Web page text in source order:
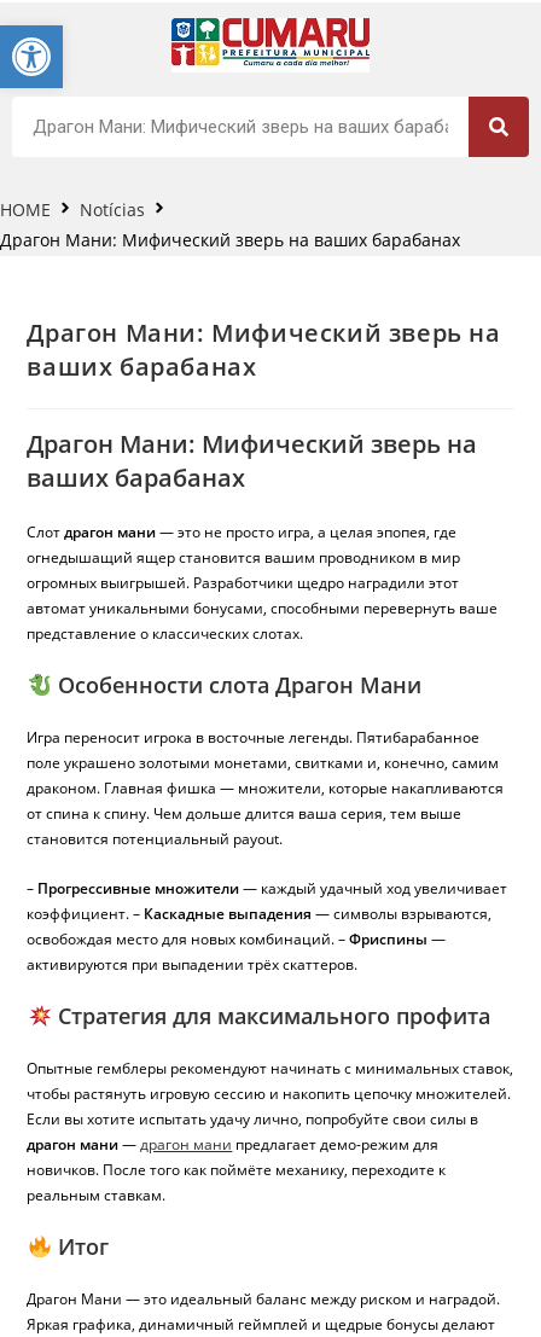
Barra de Ferramentas Aberta
HOME
Notícias
Драгон Мани: Мифический зверь на ваших барабанах
Драгон Мани: Мифический зверь на
ваших барабанах
Драгон Мани: Мифический зверь на
ваших барабанах
Слотдрагон мани— это не просто игра, а целая эпопея, где
огнедышащий ящер становится вашим проводником в мир
огромных выигрышей. Разработчики щедро наградили этот
автомат уникальными бонусами, способными перевернуть ваше
представление о классических слотах.
Особенности слота Драгон Мани
Игра переносит игрока в восточные легенды. Пятибарабанное
поле украшено золотыми монетами, свитками и, конечно, самим
драконом. Главная фишка — множители, которые накапливаются
от спина к спину. Чем дольше длится ваша серия, тем выше
становится потенциальный payout.
– Прогрессивные множители— каждый удачный ход увеличивает
коэффициент. – Каскадные выпадения — символы взрываются,
освобождая место для новых комбинаций. –Фриспины —
активируются при выпадении трёх скаттеров.
Стратегия для максимального профита
Опытные гемблеры рекомендуют начинать с минимальных ставок,
чтобы растянуть игровую сессию и накопить цепочку множителей.
Если вы хотите испытать удачу лично, попробуйте свои силы в
драгон мани—драгон мани предлагает демо-режим для
новичков. После того как поймёте механику, переходите к
реальным ставкам.
Итог
Драгон Мани — это идеальный баланс между риском и наградой.
Яркая графика, динамичный геймплей и щедрые бонусы делают